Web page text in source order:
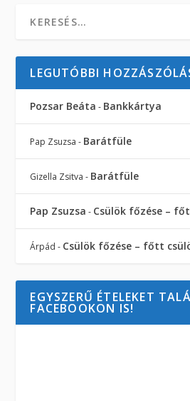
LEGUTÓBBI
Pozsar Beáta - Bankkártya
Pap Zsuzsa - Barátfüle
Gizella Zsitva - Barátfüle
Pap Zsuzsa - Csülök főzése –
Árpád - Csülök főzése – főtt
EGYSZERŰ ÉTELEKET
FACEBOOKON IS!